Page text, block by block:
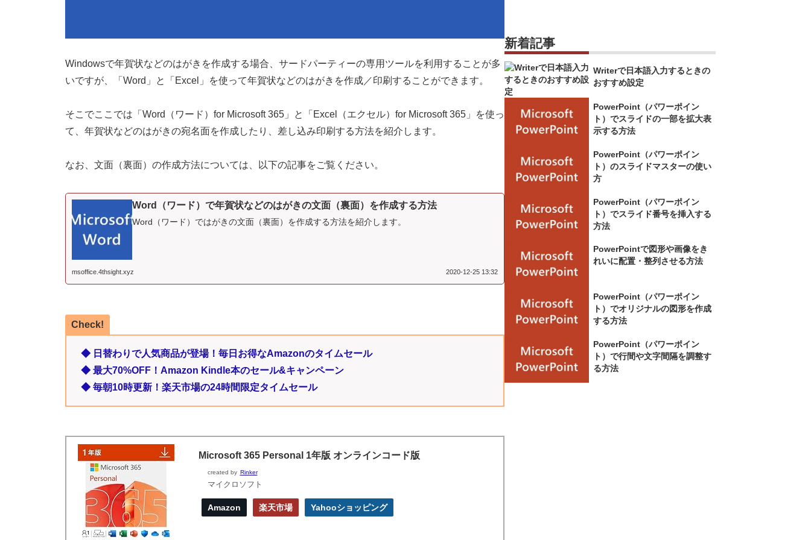
Windowsで年賀状などのはがきを作成する場合、サードパーティーの専用ツールを利用することが多
いですが、「Word」と「Excel」を使って年賀状などのはがきを作成／印刷することができます。
そこでここでは「Word（ワード）for Microsoft 365」と「Excel（エクセル）for Microsoft 365」を使っ
て、年賀状などのはがきの宛名面を作成したり、差し込み印刷する方法を紹介します。
なお、文面（裏面）の作成方法については、以下の記事をご覧ください。
Word（ワード）で年賀状などのはがきの文面（裏面）を作成する方法
Word（ワード）ではがきの文面（裏面）を作成する方法を紹介します。
msoffice.4thsight.xyz 2020-12-25 13:32
Check!
◆ 日替わりで人気商品が登場！毎日お得なAmazonのタイムセール
◆ 最大70%OFF！Amazon Kindle本のセール&キャンペーン
◆ 毎朝10時更新！楽天市場の24時間限定タイムセール
Microsoft 365 Personal 1年版 オンラインコード版
created by Rinker
マイクロソフト
Amazon 楽天市場 Yahooショッピング
新着記事
Writerで日本語入力するときの
おすすめ設定
PowerPoint（パワーポイン
ト）でスライドの一部を拡大表
示する方法
PowerPoint（パワーポイン
ト）のスライドマスターの使い
方
PowerPoint（パワーポイン
ト）でスライド番号を挿入する
方法
PowerPointで図形や画像をき
れいに配置・整列させる方法
PowerPoint（パワーポイン
ト）でオリジナルの図形を作成
する方法
PowerPoint（パワーポイン
ト）で行間や文字間隔を調整す
る方法